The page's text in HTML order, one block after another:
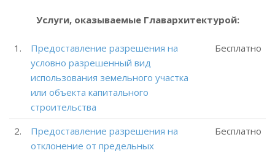
Услуги, оказываемые Главархитектурой:
1.
Предоставление разрешения на
условно разрешенный вид
использования земельного участка
или объекта капитального
строительства
Бесплатно
2.
Предоставление разрешения на
отклонение от предельных
Бесплатно